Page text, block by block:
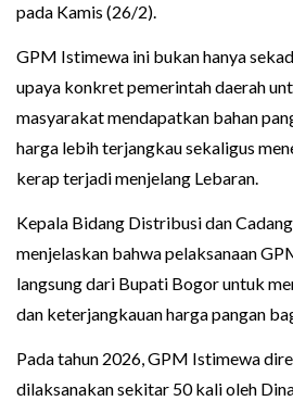
pada Kamis (26/2).
GPM Istimewa ini bukan hanya
upaya konkret pemerintah daerah
masyarakat mendapatkan bahan
harga lebih terjangkau sekaligus
kerap terjadi menjelang Lebaran.
Kepala Bidang Distribusi dan
menjelaskan bahwa pelaksanaan
langsung dari Bupati Bogor untuk
dan keterjangkauan harga pangan
Pada tahun 2026, GPM Istimewa
dilaksanakan sekitar 50 kali oleh